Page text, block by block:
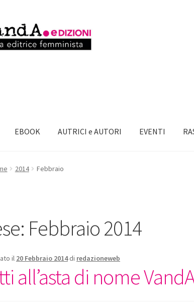
EBOOK AUTRICI e AUTORI EVENTI
2014 Febbraio
Febbraio 2014
il 20 Febbraio 2014 di redazioneweb
all’asta di nome